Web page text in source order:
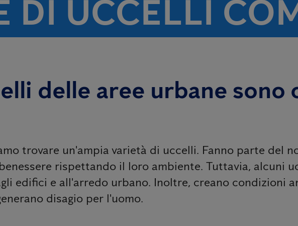
DI UCCELLI
delle aree urbane sono
trovare un'ampia varietà di uccelli. Fanno parte del
rispettando il loro ambiente. Tuttavia, alcuni
edifici e all'arredo urbano. Inoltre, creano condizioni
disagio per l'uomo.